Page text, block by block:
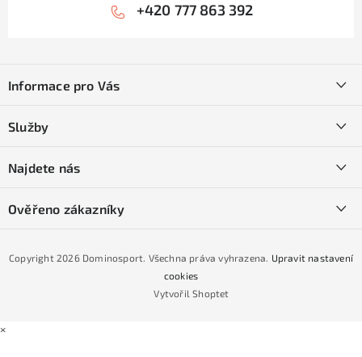
+420 777 863 392
pInformace pro Vás
Obchodní podmínky
Podmínky GDPR
Podmínky nákupu na splátky ESSOX
Služby
Naše prodejna
Najdete nás
Ověřeno zákazníky
Vytvořil Shoptet
Copyright 2026 Dominosport. Všechna práva vyhrazena. Upravit nastavení
cookies
×